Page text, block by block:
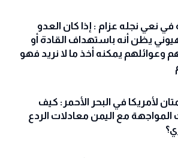
في نعي نجله عزام : إذا كان العدو
يظن أنه باستهداف القادة أو
وعوائلهم يمكنه أخذ ما لا نريد فهو
لأمريكا في البحر الأحمر: كيف
المواجهة مع اليمن معادلات الردع